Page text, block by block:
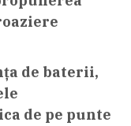
de baterii,
de pe punte